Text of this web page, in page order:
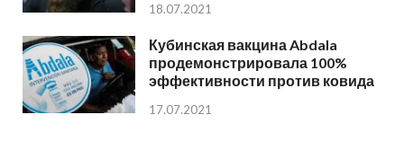
18.07.2021
Кубинская вакцина Abdala
продемонстрировала 100%
эффективности против ковида
17.07.2021